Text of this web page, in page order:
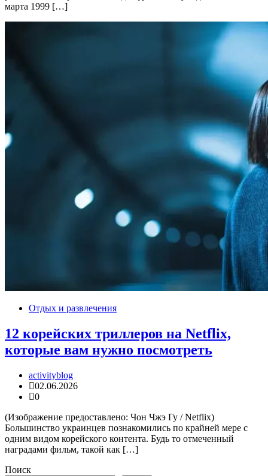
марта 1999 […]
Отдых и развлечения
12 корейских триллеров на Netflix,
которые вам нужно посмотреть
activityblog
02.06.2026
0
(Изображение предоставлено: Чон Чжэ Гу / Netflix)
Большинство украинцев познакомились по крайней мере с
одним видом ‎‎корейского контента. Будь то отмеченный
наградами фильм‎‎,‎‎ такой как […]
Поиск